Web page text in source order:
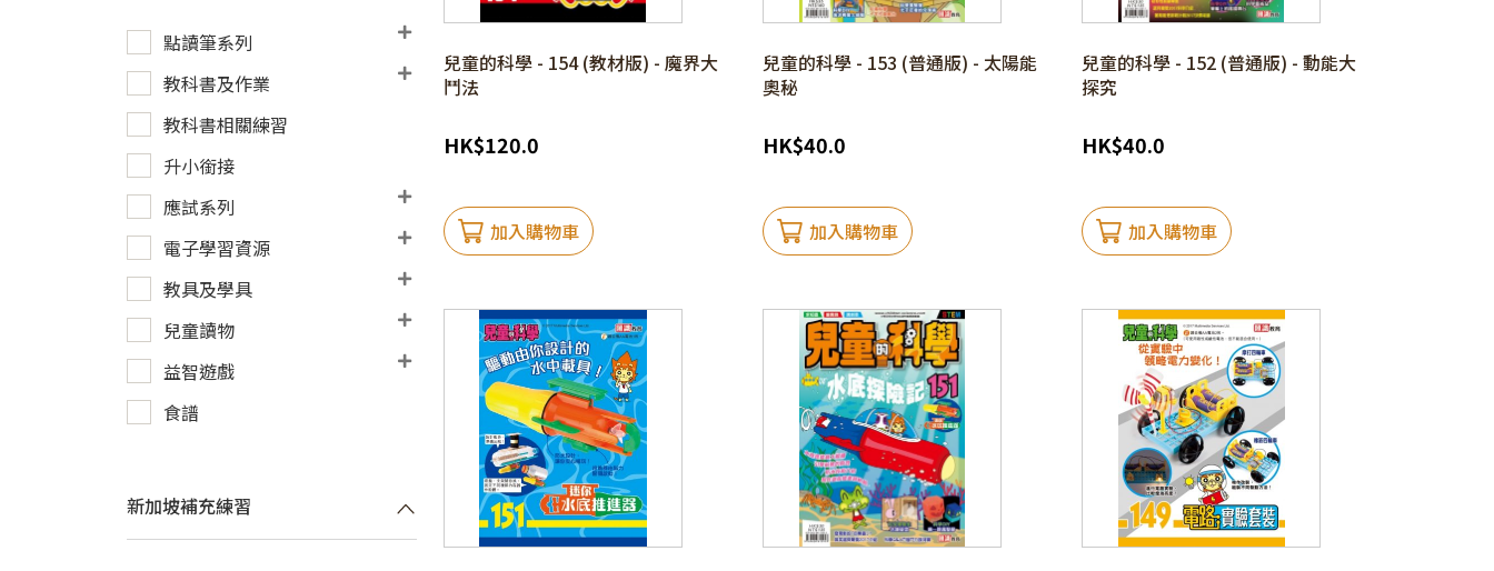
點讀筆系列
教科書及作業
教科書相關練習
升小銜接
應試系列
電子學習資源
教具及學具
兒童讀物
益智遊戲
食譜
新加坡補充練習
兒童的科學 - 154 (教材版) - 魔界大
鬥法
HK$120.0
加入購物車
兒童的科學 - 153 (普通版) - 太陽能
奧秘
HK$40.0
加入購物車
兒童的科學 - 152 (普通版) - 動能大
探究
HK$40.0
加入購物車